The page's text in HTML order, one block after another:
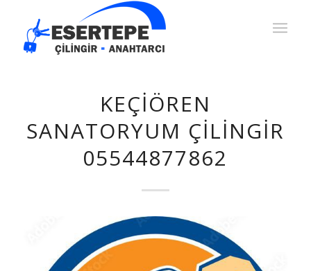
KEÇIÖREN
SANATORYUM ÇILINGIR
05544877862